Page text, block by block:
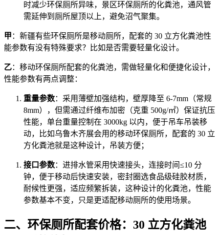
时减少环保厕所异味，景区环保厕所的化粪池，通风管
需延伸到厕所屋顶以上，避免沼气聚集。
甲 ：新疆有些环保厕所是移动厕所，配套的 30 立方化粪池性
能参数有没有特殊要求？比如是否需要轻量化设计。
乙：移动环保厕所配套的化粪池，需做轻量化和便捷化设计，
性能参数有两点调整：
重量参数：采用薄壁加强结构，壁厚降至 6-7mm（常规
8mm），但需通过纤维布加密（克重 500g/㎡）保证抗压
性能，单台重量控制在 3000kg 以内，便于吊车吊装移
动，比如乌鲁木齐展会用的移动环保厕所，配套的 30 立
方化粪池就是这种设计，吊装方便；
接口参数：进排水管采用快速接头，连接时间≤10 分
钟，便于移动后快速安装，密封圈选食品级硅胶材质，
耐候性更强，适应频繁拆装，这种设计的化粪池，性能
参数基本不变，只是更适配移动厕所的使用场景。
二、环保厕所配套价格：30 立方化粪池